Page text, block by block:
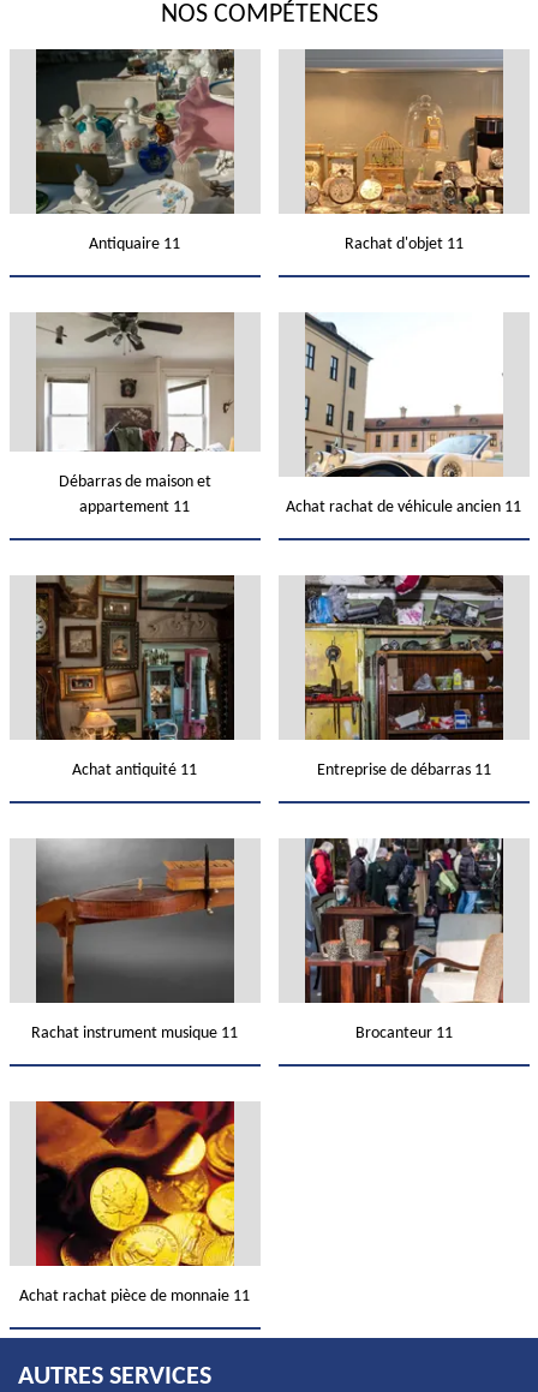
NOS COMPÉTENCES
Antiquaire 11 Rachat d'objet 11
Débarras de maison et
appartement 11
Achat rachat de véhicule ancien 11
Achat antiquité 11 Entreprise de débarras 11
Rachat instrument musique 11 Brocanteur 11
Achat rachat pièce de monnaie 11
AUTRES SERVICES